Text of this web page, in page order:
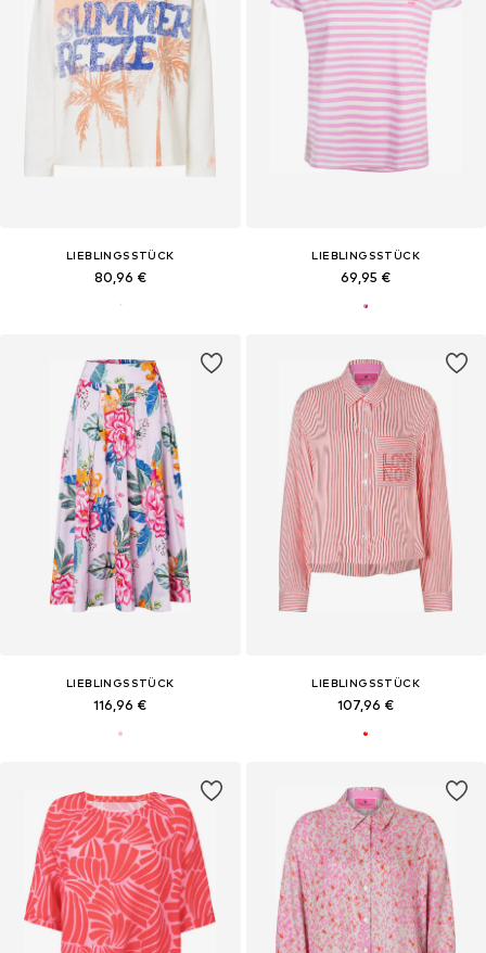
LIEBLINGSSTÜCK
80,96 €
LIEBLINGSSTÜCK
69,95 €
LIEBLINGSSTÜCK
116,96 €
LIEBLINGSSTÜCK
107,96 €